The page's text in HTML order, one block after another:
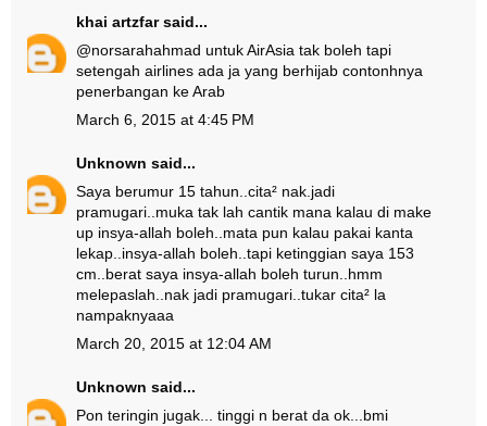
khai artzfarsaid...
@norsarahahmad untuk AirAsia tak boleh tapi
setengah airlines ada ja yang berhijab contonhnya
penerbangan ke Arab
March 6, 2015 at 4:45 PM
Unknown said...
Saya berumur 15 tahun..cita² nak.jadi
pramugari..muka tak lah cantik mana kalau di make
up insya-allah boleh..mata pun kalau pakai kanta
lekap..insya-allah boleh..tapi ketinggian saya 153
cm..berat saya insya-allah boleh turun..hmm
melepaslah..nak jadi pramugari..tukar cita² la
nampaknyaaa
March 20, 2015 at 12:04 AM
Unknown said...
Pon teringin jugak... tinggi n berat da ok...bmi